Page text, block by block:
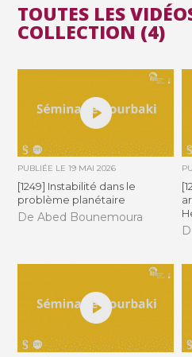
TOUTES LES
COLLECTION (4)
PUBLIÉE LE19 MAI 2026
[1249] Instabilité dans le
problème planétaire
De Abed Bounemoura